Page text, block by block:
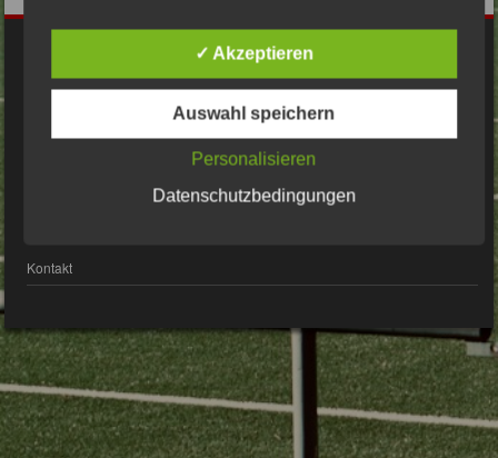
© Bsv2009er.de 2017 Alle Rechte vorbehalten
Kontakt
✓ Akzeptieren
Auswahl speichern
Personalisieren
Datenschutzbedingungen